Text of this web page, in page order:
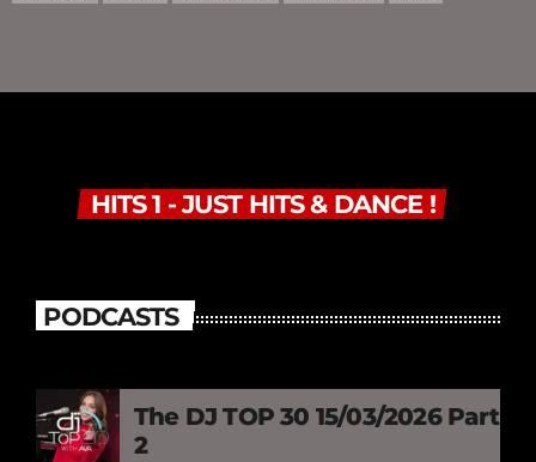
HITS 1 - JUST HITS & DANCE !
PODCASTS
The DJ TOP 30 15/03/2026 Part
2